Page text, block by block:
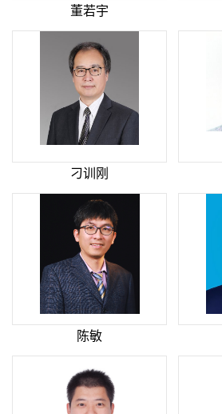
董若宇
刁训刚
陈敏